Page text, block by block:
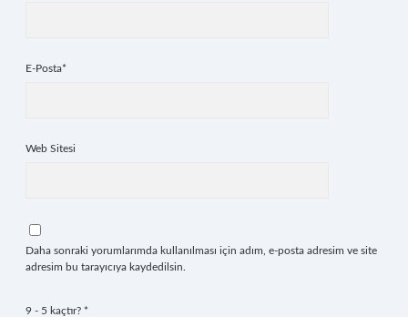
E-Posta*
Web Sitesi
Daha sonraki yorumlarımda kullanılması için adım, e-posta adresim ve site
adresim bu tarayıcıya kaydedilsin.
9 - 5 kaçtır? *